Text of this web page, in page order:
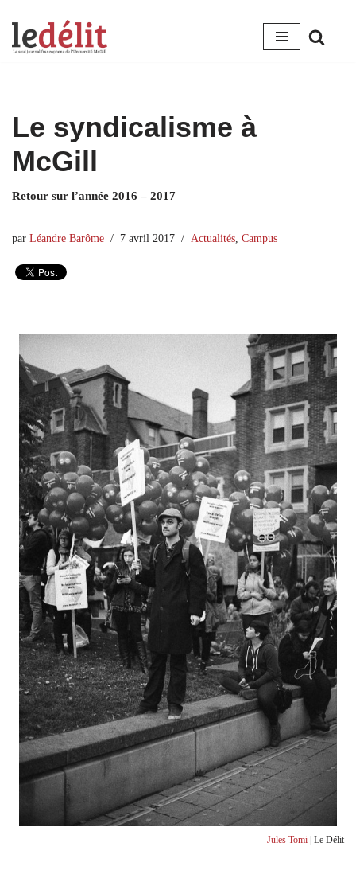
Aller
Le syndicalisme à
McGill
Retour sur l’année 2016 – 2017
par Léandre Barôme 7 avril 2017 Actualités Campus
Jules Tomi | Le Délit